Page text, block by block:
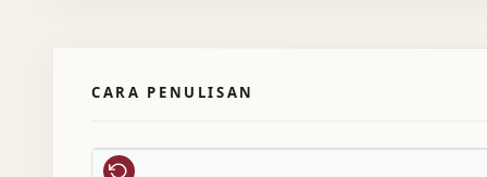
CARA PENULISAN